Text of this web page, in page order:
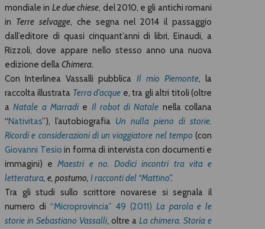
mondiale in Le due chiese, del 2010, e gli antichi romani
in Terre selvagge, che segna nel 2014 il passaggio
dall’editore di quasi cinquant’anni di libri, Einaudi, a
Rizzoli, dove appare nello stesso anno una nuova
edizione dellaChimera.
Con Interlinea Vassalli pubblica Il mio Piemonte, la
raccolta illustrata Terra d’acque e, tra gli altri titoli (oltre
aNatale a Marradie Il robot di Natale nella collana
“Nativitas”), l’autobiografia Un nulla pieno di storie.
Ricordi e considerazioni di un viaggiatore nel tempo (con
Giovanni Tesio in forma di intervista con documenti e
immagini) eMaestri e no. Dodici incontri tra vita e
letteratura, e, postumo, I racconti del “Mattino”.
Tra gli studi sullo scrittore novarese si segnala il
numero di “Microprovincia” 49 (2011) La parola e le
storie in Sebastiano Vassalli, oltre a La chimera. Storia e